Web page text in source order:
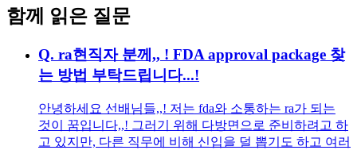
함께 읽은 질문
Q. ra현직자 분께,, ! FDA approval package 찾
는 방법 부탁드립니다...!
안녕하세요 선배님들,,! 저는 fda와 소통하는 ra가 되는
것이 꿈입니다,,! 그러기 위해 다방면으로 준비하려고 하
고 있지만, 다른 직무에 비해 신입을 덜 뽑기도 하고 여러